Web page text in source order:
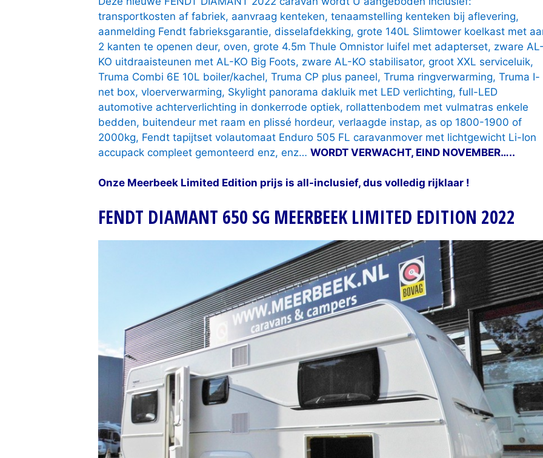
transportkosten af fabriek, aanvraag kenteken, tenaamstelling kenteken bij aflevering,
aanmelding Fendt fabrieksgarantie, disselafdekking, grote 140L Slimtower koelkast met
2 kanten te openen deur, oven, grote 4.5m Thule Omnistor luifel met adapterset, zware
KO uitdraaisteunen met AL-KO Big Foots, zware AL-KO stabilisator, groot XXL serviceluik,
Truma Combi 6E 10L boiler/kachel, Truma CP plus paneel, Truma ringverwarming, Truma I-
net box, vloerverwarming, Skylight panorama dakluik met LED verlichting, full-LED
automotive achterverlichting in donkerrode optiek, rollattenbodem met vulmatras enkele
bedden, buitendeur met raam en plissé hordeur, verlaagde instap, as op 1800-1900 of
2000kg, Fendt tapijtset volautomaat Enduro 505 FL caravanmover met lichtgewicht Li-Ion
accupack compleet gemonteerd enz, enz… WORDT VERWACHT, EIND NOVEMBER…..
Onze Meerbeek Limited Edition prijs is all-inclusief, dus volledig rijklaar !
FENDT DIAMANT 650 SG MEERBEEK LIMITED EDITION 2022